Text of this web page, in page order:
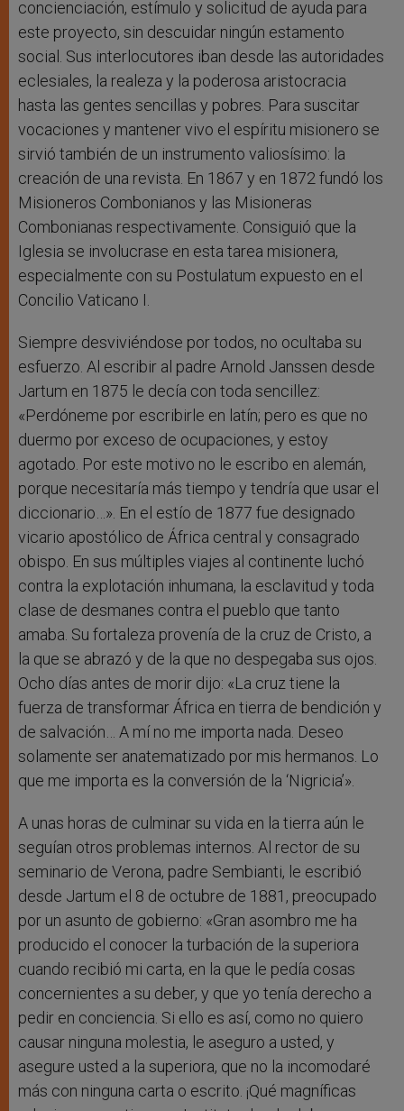
concienciación, estímulo y solicitud de ayuda para
este proyecto, sin descuidar ningún estamento
social. Sus interlocutores iban desde las autoridades
eclesiales, la realeza y la poderosa aristocracia
hasta las gentes sencillas y pobres. Para suscitar
vocaciones y mantener vivo el espíritu misionero se
sirvió también de un instrumento valiosísimo: la
creación de una revista. En 1867 y en 1872 fundó los
Misioneros Combonianos y las Misioneras
Combonianas respectivamente. Consiguió que la
Iglesia se involucrase en esta tarea misionera,
especialmente con su Postulatum expuesto en el
Concilio Vaticano I.
Siempre desviviéndose por todos, no ocultaba su
esfuerzo. Al escribir al padre Arnold Janssen desde
Jartum en 1875 le decía con toda sencillez:
«Perdóneme por escribirle en latín; pero es que no
duermo por exceso de ocupaciones, y estoy
agotado. Por este motivo no le escribo en alemán,
porque necesitaría más tiempo y tendría que usar el
diccionario…». En el estío de 1877 fue designado
vicario apostólico de África central y consagrado
obispo. En sus múltiples viajes al continente luchó
contra la explotación inhumana, la esclavitud y toda
clase de desmanes contra el pueblo que tanto
amaba. Su fortaleza provenía de la cruz de Cristo, a
la que se abrazó y de la que no despegaba sus ojos.
Ocho días antes de morir dijo: «La cruz tiene la
fuerza de transformar África en tierra de bendición y
de salvación… A mí no me importa nada. Deseo
solamente ser anatematizado por mis hermanos. Lo
que me importa es la conversión de la ‘Nigricia’».
A unas horas de culminar su vida en la tierra aún le
seguían otros problemas internos. Al rector de su
seminario de Verona, padre Sembianti, le escribió
desde Jartum el 8 de octubre de 1881, preocupado
por un asunto de gobierno: «Gran asombro me ha
producido el conocer la turbación de la superiora
cuando recibió mi carta, en la que le pedía cosas
concernientes a su deber, y que yo tenía derecho a
pedir en conciencia. Si ello es así, como no quiero
causar ninguna molestia, le aseguro a usted, y
asegure usted a la superiora, que no la incomodaré
más con ninguna carta o escrito. ¡Qué magníficas